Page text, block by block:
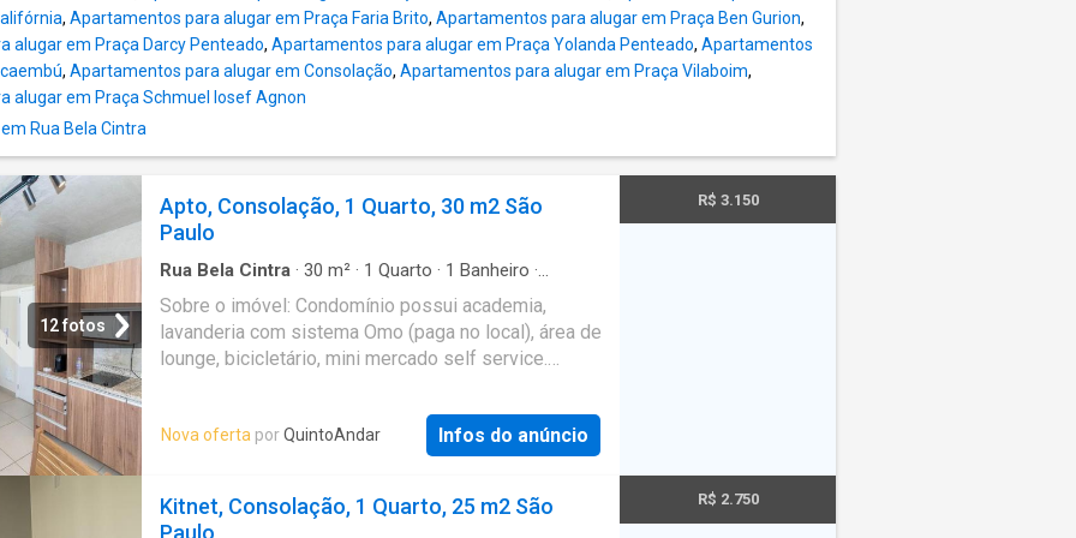
, Apartamentos para alugar em Praça Faria Brito, Apartamentos para alugar em Praça Ben Gurion,
alugar em Praça Darcy Penteado, Apartamentos para alugar em Praça Yolanda Penteado, Apartamentos
, Apartamentos para alugar em Consolação, Apartamentos para alugar em Praça Vilaboim,
alugar em Praça Schmuel Iosef Agnon
Rua Bela Cintra
12 fotos
Apto, Consolação, 1 Quarto, 30 m2 São
Paulo
Rua Bela Cintra · 30 m² · 1 Quarto · 1 Banheiro ·
Sobre o imóvel: Condomínio possui academia,
lavanderia com sistema Omo (paga no local), área de
lounge, bicicletário, mini mercado self service.
acesso ao prédio e aos elevadores. Ônibus próximo
Valores: - Aluguel: R$ 3150 - Condomínio: R$ 710 -
IPTU: R$ 135 Que tal agendar uma visita? Entre em
mensagem por e-mail e WhatsApp com os próximos
Nova oferta porQuintoAndar Infos do anúncio
R$ 3.150
Kitnet, Consolação, 1 Quarto, 25 m2 São
Paulo
R$ 2.750